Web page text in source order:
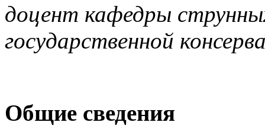
доцент кафедры
государственной
Общие сведения